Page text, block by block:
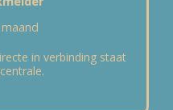
in verbinding staat